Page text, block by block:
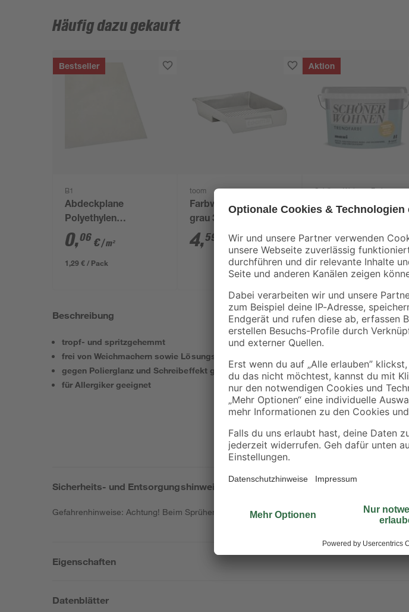
Häufig dazu gekauft
Bestseller
B1
Abdeckplane
Polyethylen
transparent 4 x 5 m
0,06 €/ m²
1,29 € / Pack
toom
Farbwanne Kunststoff
grau 36 x 32 cm
4,59
Aktion
Trendfarbe 'Maui'
15,99€
15,99 € / Liter
Beschreibung
tropf- und spritzgehemmt
frei von Weichmachern sowie Lösungs- und Konservierungsmitteln
gegen Polierglanz und Schreibeffekt geschützt
für Allergiker geeignet
Sicherheits- und Entsorgungshinweise
Gefahrenhinweise: Achtung! Beim Sprühen können gefährliche lungengängige Tröpfchen
Eigenschaften
Datenblätter